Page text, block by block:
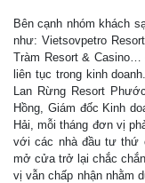
Bên cạnh nhóm khách
như: Vietsovpetro
Tràm Resort & Casino…
liên tục trong kinh
Lan Rừng Resort
Hồng, Giám đốc Kinh
Hải, mỗi tháng đơn vị
với các nhà đầu tư thứ
mở cửa trở lại chắc
vị vẫn chấp nhận nhằm